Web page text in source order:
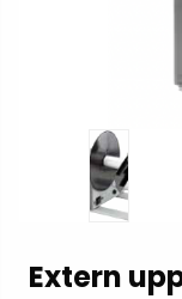
Extern